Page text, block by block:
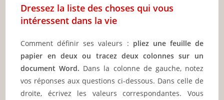
Dressez la liste des choses qui vous
intéressent dans la vie
Comment définir ses valeurs : pliez une feuille de
papier en deux ou tracez deux colonnes sur un
document Word. Dans la colonne de gauche, notez
vos réponses aux questions ci-dessous. Dans celle de
droite, écrivez les valeurs correspondantes. Vous